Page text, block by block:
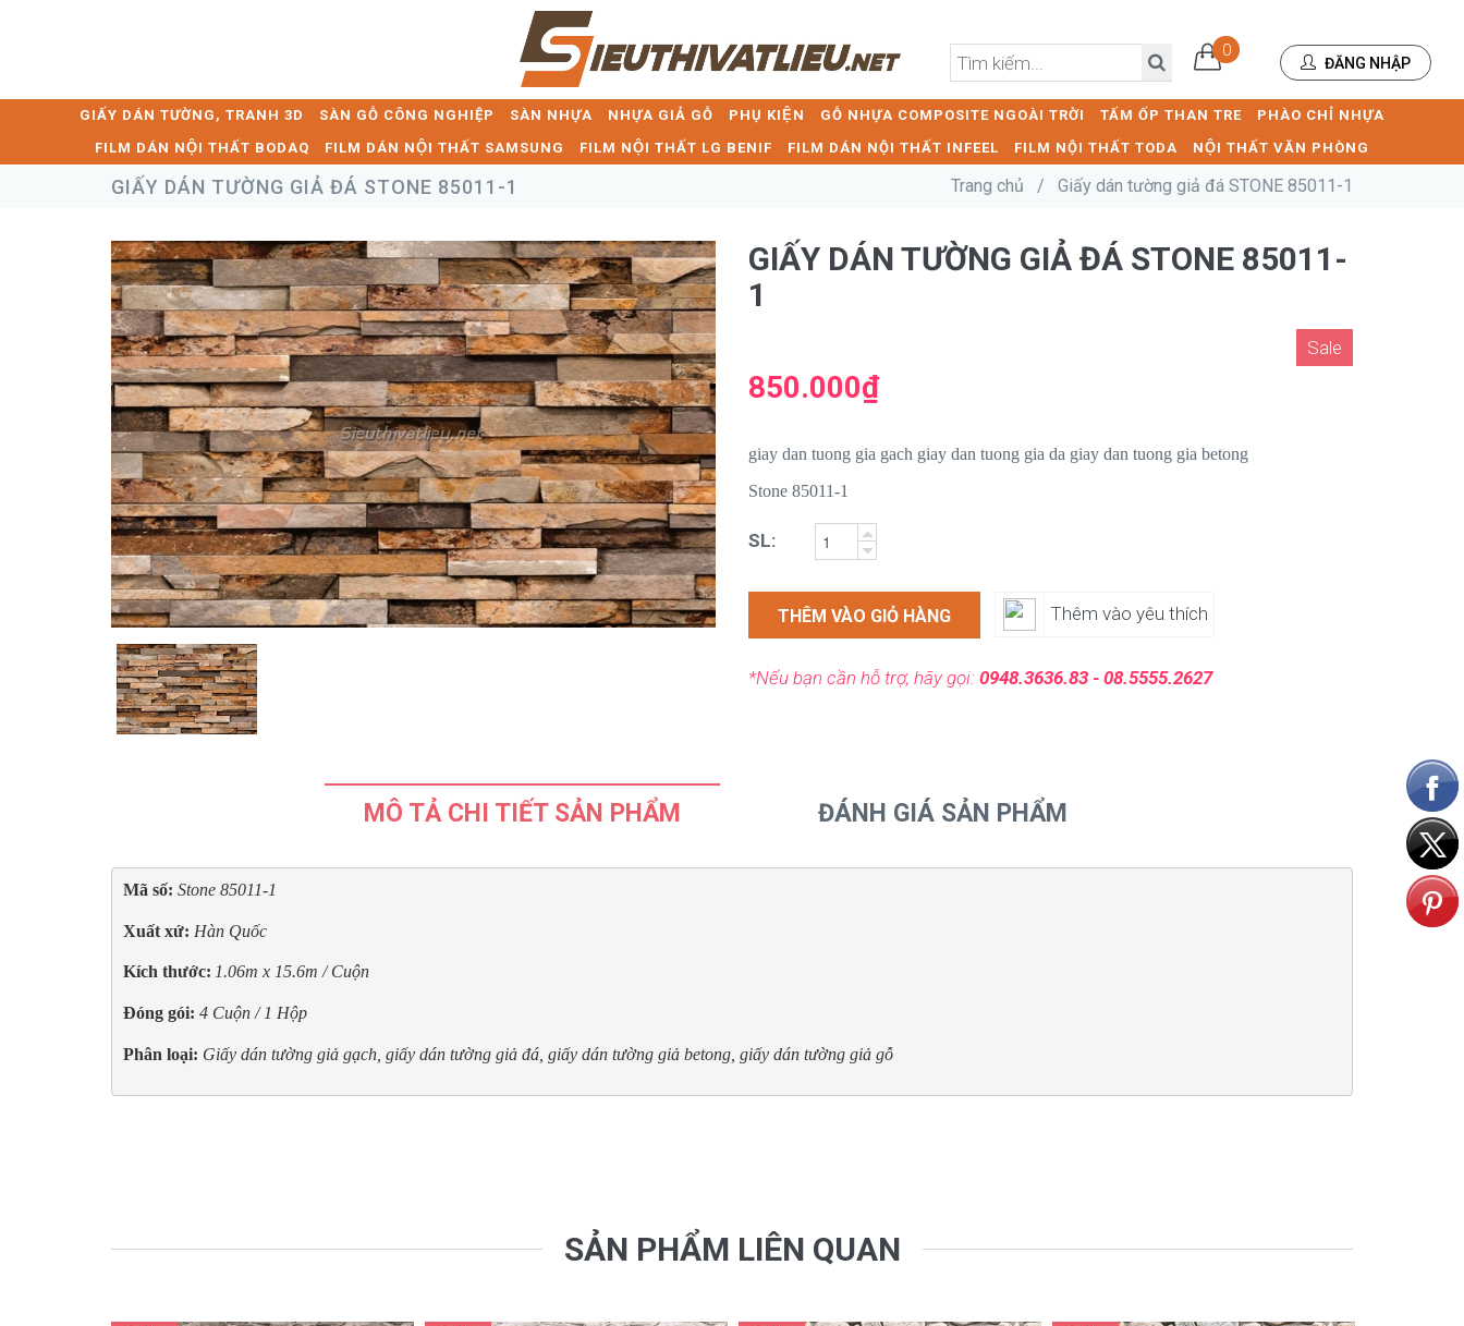
0
ĐĂNG NHẬP
GIẤY DÁN TƯỜNG, TRANH 3D SÀN GỖ CÔNG NGHIỆP SÀN NHỰA NHỰA GIẢ GỖ PHỤ KIỆN GỖ NHỰA COMPOSITE NGOÀI TRỜI TẤM ỐP THAN TRE
PHÀO CHỈ NHỰA
FILM DÁN NỘI THẤT BODAQ
FILM DÁN NỘI THẤT SAMSUNG FILM NỘI THẤT LG BENIF FILM DÁN NỘI THẤT INFEEL FILM NỘI THẤT TODA NỘI THẤT VĂN PHÒNG
GIẤY DÁN TƯỜNG GIẢ ĐÁ STONE 85011-1 Trang chủ / Giấy dán tường giả đá STONE 85011-1
GIẤY DÁN TƯỜNG GIẢ ĐÁ STONE 85011-
1
Sale
850.000₫
giay dan tuong gia gach giay dan tuong gia da giay dan tuong gia betong
Stone 85011-1
SL:
THÊM VÀO GIỎ HÀNG Thêm vào yêu thích
*Nếu bạn cần hỗ trợ, hãy gọi: 0948.3636.83 - 08.5555.2627
MÔ TẢ CHI TIẾT SẢN PHẨM ĐÁNH GIÁ SẢN PHẨM
Mã số: Stone 85011-1
Xuất xứ: Hàn Quốc
Kích thước: 1.06m x 15.6m / Cuộn
Đóng gói: 4 Cuộn / 1 Hộp
Phân loại: Giấy dán tường giả gạch, giấy dán tường giả đá, giấy dán tường giả betong, giấy dán tường giả gỗ
SẢN PHẨM LIÊN QUAN